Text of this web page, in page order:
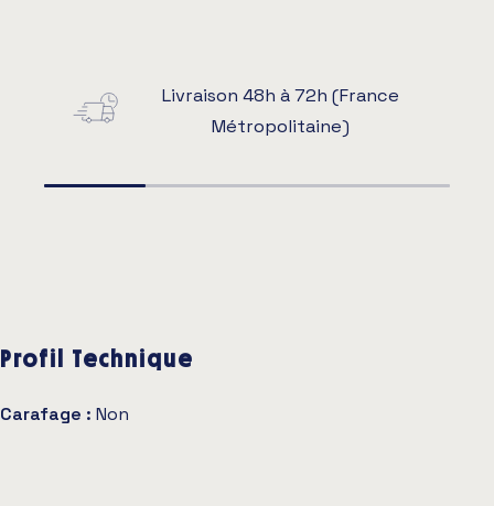
Livraison 48h à 72h (France
Métropolitaine)
Profil Technique
Carafage : Non